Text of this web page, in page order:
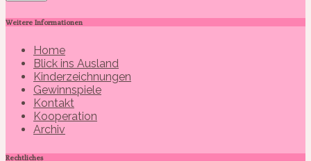
Weitere Informationen
Home
Blick ins Ausland
Kinderzeichnungen
Gewinnspiele
Kontakt
Kooperation
Archiv
Rechtliches